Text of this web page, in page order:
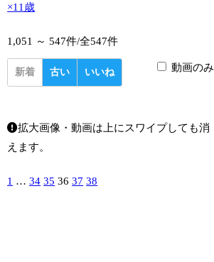
×11歳
1,051 ～ 547件/全547件
新着 古い いいね 動画のみ
拡大画像・動画は上にスワイプしても消
えます。
1 … 34 35 36 37 38